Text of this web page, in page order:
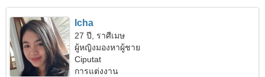
Icha
27 ปี, ราศีเมษ
ผู้หญิงมองหาผู้ชาย
Ciputat
การแต่งงาน